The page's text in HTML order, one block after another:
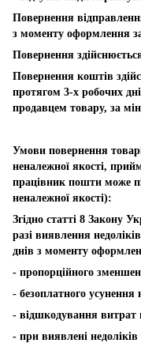
Повернення
з моменту оформлення
Повернення
Повернення коштів
протягом 3-х робочих
продавцем товару, за
Умови повернення
неналежної якості,
працівник пошти може
неналежної якості):
Згідно статті 8 Закону
разі виявлення
днів з моменту
- пропорційного
- безоплатного усунення
- відшкодування витрат
- при виявлені